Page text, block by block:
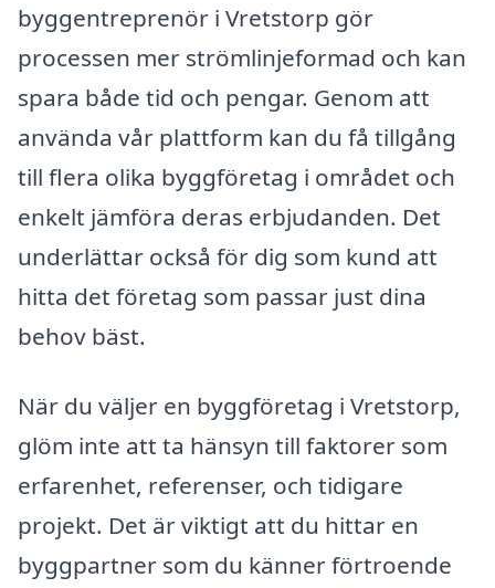
byggentreprenör i Vretstorp gör
processen mer strömlinjeformad och kan
spara både tid och pengar. Genom att
använda vår plattform kan du få tillgång
till flera olika byggföretag i området och
enkelt jämföra deras erbjudanden. Det
underlättar också för dig som kund att
hitta det företag som passar just dina
behov bäst.
När du väljer en byggföretag i Vretstorp,
glöm inte att ta hänsyn till faktorer som
erfarenhet, referenser, och tidigare
projekt. Det är viktigt att du hittar en
byggpartner som du känner förtroende